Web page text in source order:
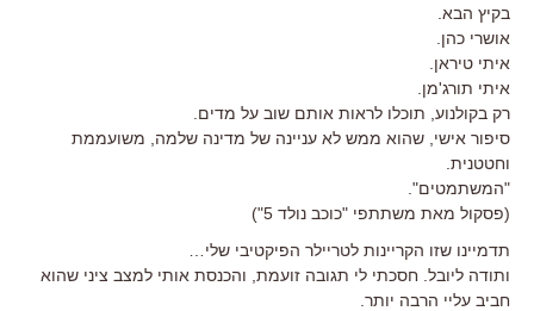
בקיץ הבא.
אושרי כהן.
איתי טיראן.
איתי תורג'מן.
רק בקולנוע, תוכלו לראות אותם שוב על מדים.
סיפור אישי, שהוא ממש לא עניינה של מדינה שלמה, משועממת
וחטטנית.
"המשתמטים".
(פסקול מאת משתתפי "כוכב נולד 5")
תדמיינו שזו הקריינות לטריילר הפיקטיבי שלי…
ותודה ליובל. חסכתי לי תגובה זועמת, והכנסת אותי למצב ציני שהוא
חביב עליי הרבה יותר.